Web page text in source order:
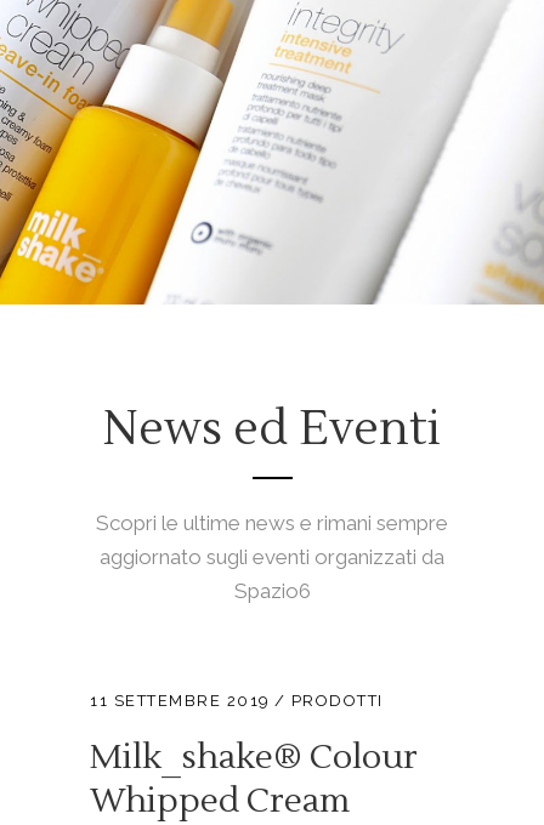
News ed Eventi
Scopri le ultime news e rimani sempre
aggiornato sugli eventi organizzati da
Spazio6
11 SETTEMBRE 2019 PRODOTTI
Milk_shake® Colour
Whipped Cream